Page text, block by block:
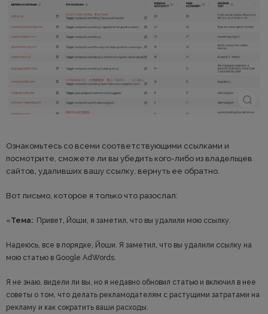
Ознакомьтесь со всеми соответствующими ссылками и
посмотрите, сможете ли вы убедить кого-либо из владельцев
сайтов, удаливших вашу ссылку, вернуть ее обратно.
Вот письмо, которое я только что разослал:
«Тема: Привет, Йоши, я заметил, что вы удалили мою ссылку.
Надеюсь, все в порядке, Йоши. Я заметил, что вы удалили ссылку на
мою статью в Google AdWords.
Я не знаю, видели ли вы, но я недавно обновил статью и включил в нее
советы о том, что делать рекламодателям с растущими затратами на
рекламу и как сократить ваши расходы.